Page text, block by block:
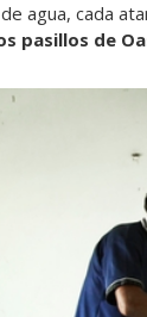
agua, cada
pasillos de